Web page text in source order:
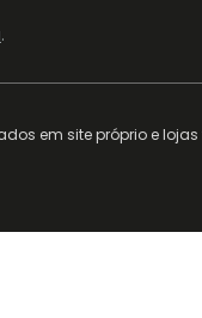
.
em site próprio e